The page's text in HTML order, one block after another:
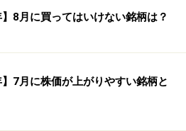
分析する方法のことを「トレン
。
の3つがあり、3つのうちのどれ
す。
】8月に買ってはいけない銘柄は？
】7月に株価が上がりやすい銘柄と